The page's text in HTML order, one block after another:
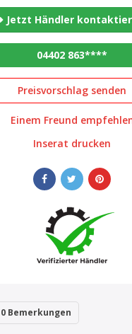
Jetzt Händler
04402 863****
Preisvorschlag senden
Einem Freund
Inserat drucken
0 Bemerkungen